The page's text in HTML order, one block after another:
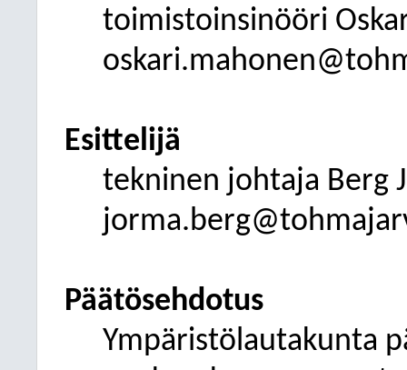
toimistoinsinööri
Esittelijä
tekninen johtaja Berg
Päätösehdotus
Ympäristölautakunta